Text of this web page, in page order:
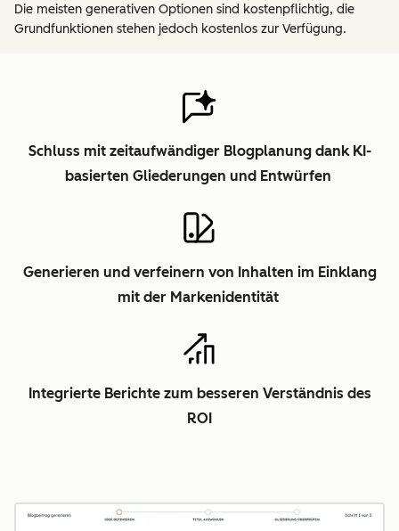
Die meisten generativen Optionen sind kostenpflichtig, die
Grundfunktionen stehen jedoch kostenlos zur Verfügung.
Schluss mit zeitaufwändiger Blogplanung dank KI-
basierten Gliederungen und Entwürfen
Generieren und verfeinern von Inhalten im Einklang
mit der Markenidentität
Integrierte Berichte zum besseren Verständnis des
ROI